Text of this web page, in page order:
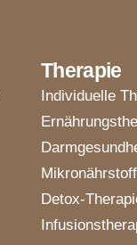
Therapie
Individuelle
Detox-